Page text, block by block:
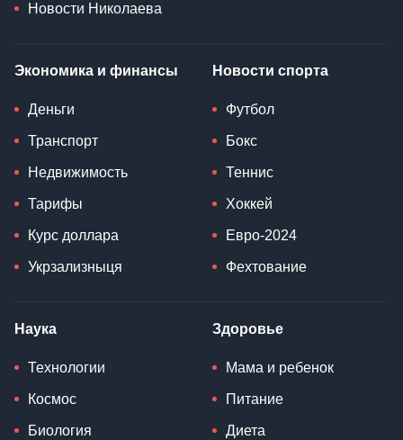
Новости Николаева
Экономика и финансы
Деньги
Транспорт
Недвижимость
Тарифы
Курс доллара
Укрзализныця
Новости спорта
Футбол
Бокс
Теннис
Хоккей
Евро-2024
Фехтование
Наука
Технологии
Космос
Биология
Здоровье
Мама и ребенок
Питание
Диета